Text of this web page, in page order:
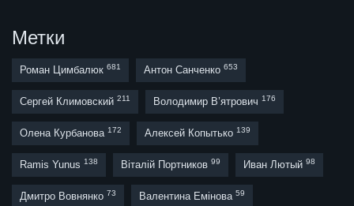
Метки
Роман Цимбалюк 681 Антон Санченко 653
Сергей Климовский 211 Володимир В’ятрович 176
Олена Курбанова 172 Алексей Копытько 139
Ramis Yunus 138 Віталій Портников 99 Иван Лютый 98
Дмитро Вовнянко 73 Валентина Емінова 59